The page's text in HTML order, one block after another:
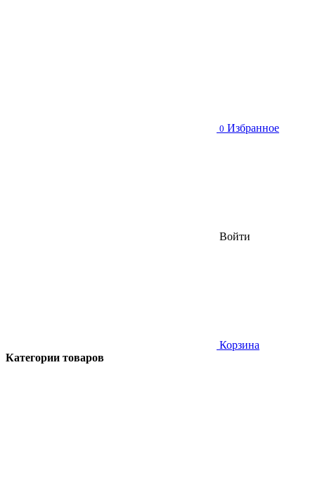
0 Избранное
Войти
Корзина
Категории товаров